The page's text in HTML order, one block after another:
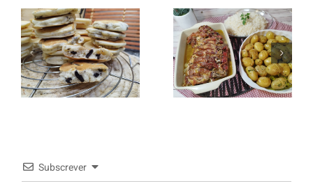
Panquecas
com Oreo
Entrecosto
italiano c/
batata a
murro e
Subscrever